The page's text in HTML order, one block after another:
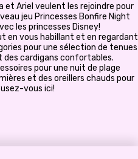
et Ariel veulent les rejoindre pour
jeu Princesses Bonfire Night
les princesses Disney!
en vous habillant et en regardant
pour une sélection de tenues
des cardigans confortables.
pour une nuit de plage
et des oreillers chauds pour
vous ici!